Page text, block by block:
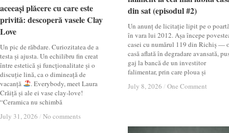
aceeași plăcere cu care este
privită: descoperă vasele Clay
Love
Un pic de răbdare. Curiozitatea de a
testa și ajusta. Un echilibru fin creat
între estetică și funcționalitate și o
discuție lină, ca o dimineață de
vacanță
. Everybody, meet Laura
Crăiță și ale ei vase clay-love!
“Ceramica nu schimbă
July 31, 2026 / No comments
aceeași plăcere cu care este
privită: descoperă vasele Clay
Love
July 31, 2026 / No comments
din sat (episodul #2)
Un anunț de licitație lipit pe o
în vara lui 2012. Așa începe
casei cu numărul 119 din Richiș —
casă aflată în degradare avansată,
gaj la bancă de un investitor
falimentar, prin care ploua și
July 8, 2026 / One Comment
din sat (episodul #2)
July 8, 2026 / One Comment